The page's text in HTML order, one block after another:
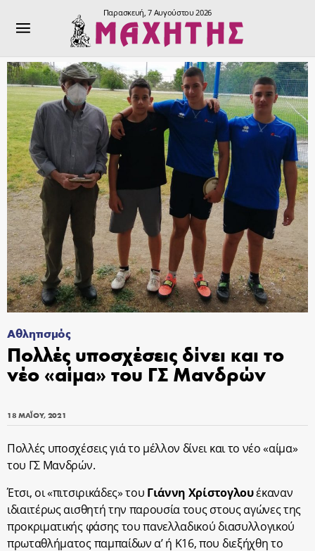
Παρασκευή, 7 Αυγούστου 2026
Αθλητισμός
Πολλές υποσχέσεις δίνει και το
νέο «αίμα» του ΓΣ Μανδρών
18 ΜΑΪ́ΟΥ, 2021
Πολλές υποσχέσεις γιά το μέλλον δίνει και το νέο «αίμα»
του ΓΣ Μανδρών.
Έτσι, οι «πιτσιρικάδες» του Γιάννη Χρίστογλουέκαναν
ιδιαιτέρως αισθητή την παρουσία τους στους αγώνες της
προκριματικής φάσης του πανελλαδικού διασυλλογικού
πρωταθλήματος παμπαίδων α’ ή Κ16, που διεξήχθη το